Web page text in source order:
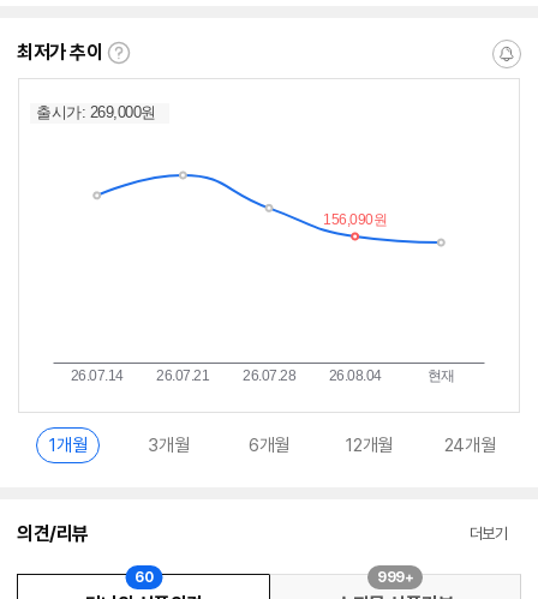
최저가 추이
최
가
알
1개월 3개월 6개월 12개월 24개월
의견/리뷰 더보기
60 999+